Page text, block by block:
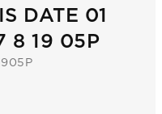
DATE 01
8 19 05P